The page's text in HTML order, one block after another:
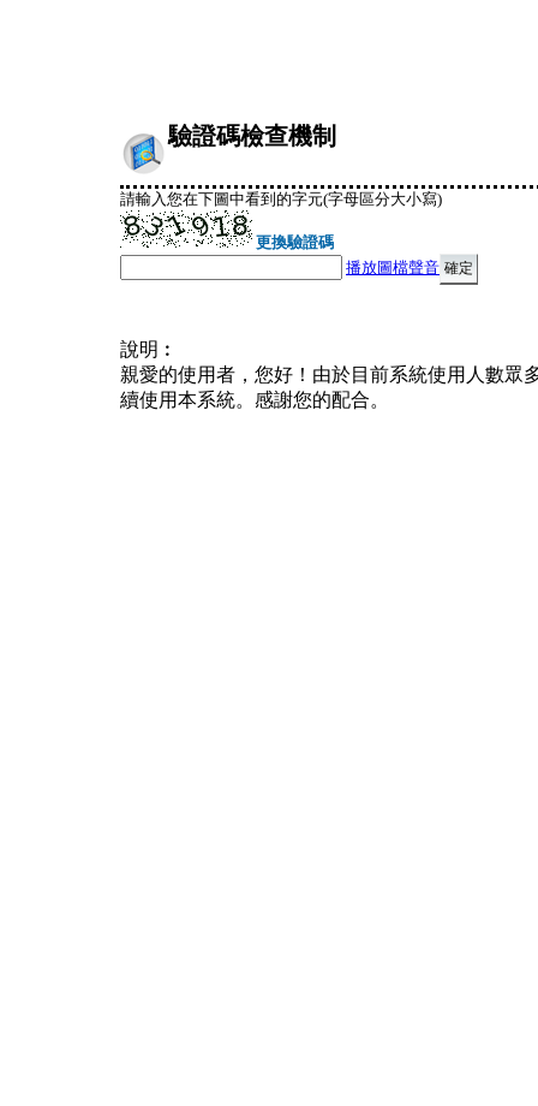
驗證碼檢查機制
請輸入您在下圖中看到的字元(字母區分大小寫)
更換驗證碼
播放圖檔聲音
說明︰
親愛的使用者，您好！由於目前系統使用人數眾
續使用本系統。感謝您的配合。